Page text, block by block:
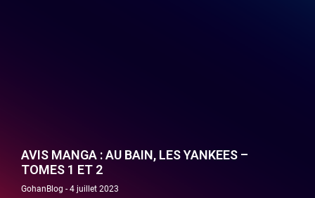
AVIS MANGA : AU BAIN, LES YANKEES –
TOMES 1 ET 2
GohanBlog 4 juillet 2023